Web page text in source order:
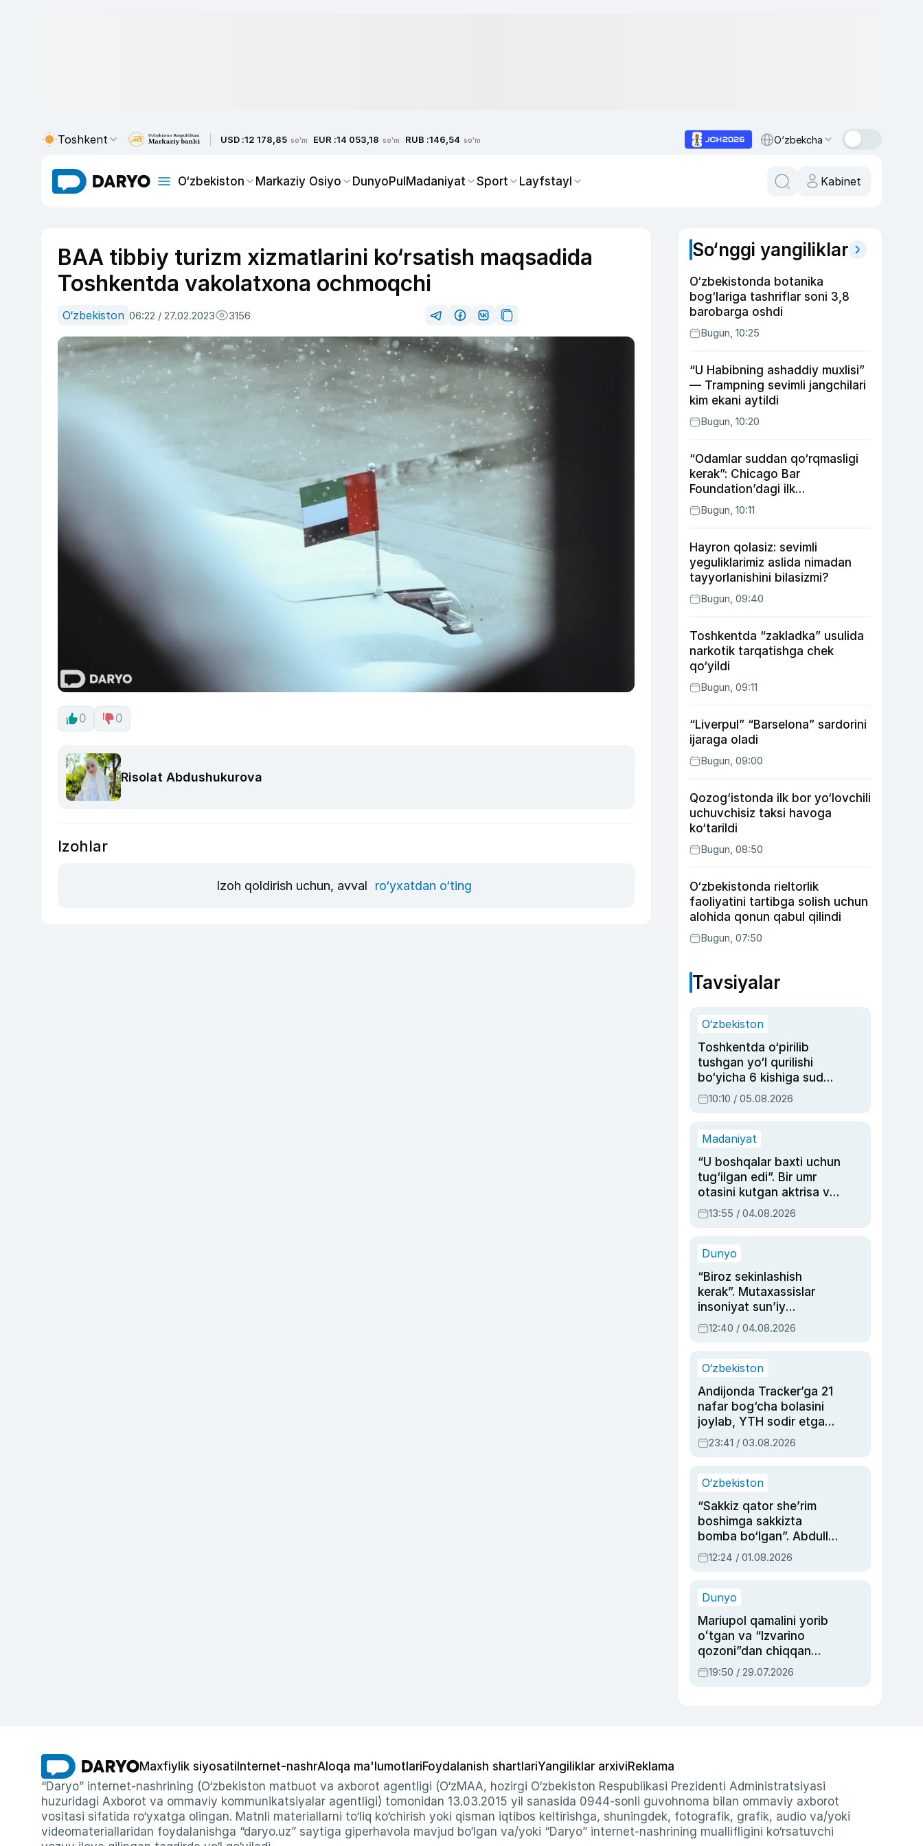
Toshkent USD :12 178,85 so'm EUR :14 053,18 so'm RUB :146,54 so'm O‘zbekcha
O‘zbekiston Markaziy Osiyo DunyoPulMadaniyat Sport Layfstayl Kabinet
BAA tibbiy turizm xizmatlarini ko‘rsatish maqsadida
Toshkentda vakolatxona ochmoqchi
O‘zbekiston 06:22 / 27.02.2023 3156
0 0
Risolat Abdushukurova
Izohlar
Izoh qoldirish uchun, avval ro‘yxatdan o‘ting
So‘nggi yangiliklar
O‘zbekistonda botanika
bog‘lariga tashriflar soni 3,8
barobarga oshdi
Bugun, 10:25
“U Habibning ashaddiy muxlisi”
— Trampning sevimli jangchilari
kim ekani aytildi
Bugun, 10:20
“Odamlar suddan qo‘rqmasligi
kerak”: Chicago Bar
Foundation’dagi ilk
o‘zbekistonlik Go‘zal
Abduaxatova
Bugun, 10:11
Hayron qolasiz: sevimli
yeguliklarimiz aslida nimadan
tayyorlanishini bilasizmi?
Bugun, 09:40
Toshkentda “zakladka” usulida
narkotik tarqatishga chek
qo‘yildi
Bugun, 09:11
“Liverpul” “Barselona” sardorini
ijaraga oladi
Bugun, 09:00
Qozog‘istonda ilk bor yo‘lovchili
uchuvchisiz taksi havoga
ko‘tarildi
Bugun, 08:50
O‘zbekistonda rieltorlik
faoliyatini tartibga solish uchun
alohida qonun qabul qilindi
Bugun, 07:50
Tavsiyalar
O‘zbekiston
Toshkentda o‘pirilib
tushgan yo‘l qurilishi
bo‘yicha 6 kishiga sud
hukmi o‘qildi
10:10 / 05.08.2026
Madaniyat
“U boshqalar baxti uchun
tug‘ilgan edi”. Bir umr
otasini kutgan aktrisa va
dublyaj ustasi Rimma
Ahmedovaning
13:55 / 04.08.2026
Dunyo
“Biroz sekinlashish
kerak”. Mutaxassislar
insoniyat sun’iy
intellektni boshqara
olmay qolishidan xavotir
12:40 / 04.08.2026
O‘zbekiston
Andijonda Tracker’ga 21
nafar bog‘cha bolasini
joylab, YTH sodir etgan
ayolga sud hukmi o‘qildi
23:41 / 03.08.2026
O‘zbekiston
“Sakkiz qator she’rim
boshimga sakkizta
bomba bo‘lgan”. Abdulla
Oripovni siyosiy
ayblovlardan asrab
12:24 / 01.08.2026
Dunyo
Mariupol qamalini yorib
oʻtgan va “Izvarino
qozoni”dan chiqqan
qahramon — Ukraina
armiyasi bosh
19:50 / 29.07.2026
Maxfiylik siyosati Internet-nashrAloqa ma'lumotlariFoydalanish shartlariYangiliklar arxiviReklama
“Daryo” internet-nashrining (O‘zbekiston matbuot va axborot agentligi (O‘zMAA, hozirgi O‘zbekiston Respublikasi Prezidenti Administratsiyasi
huzuridagi Axborot va ommaviy kommunikatsiyalar agentligi) tomonidan 13.03.2015 yil sanasida 0944-sonli guvohnoma bilan ommaviy axborot
vositasi sifatida ro‘yxatga olingan. Matnli materiallarni to‘liq ko‘chirish yoki qisman iqtibos keltirishga, shuningdek, fotografik, grafik, audio va/yoki
videomateriallaridan foydalanishga “daryo.uz” saytiga giperhavola mavjud bo‘lgan va/yoki “Daryo” internet-nashrining muallifligini ko‘rsatuvchi